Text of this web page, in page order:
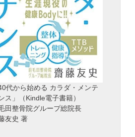
40代から始める カラダ・メンテ
ス」（Kindle電子書籍）
田整骨院グループ総院長
友史 著